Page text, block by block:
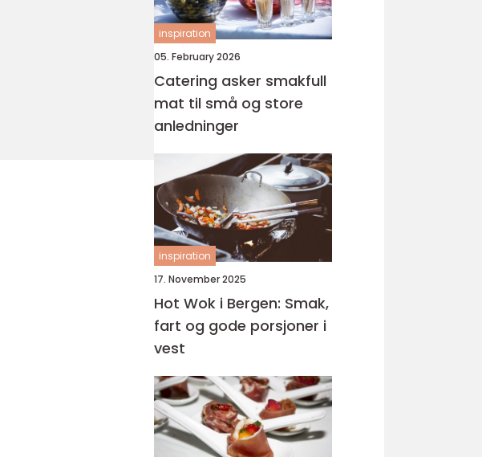
inspiration
05. February 2026
Catering asker smakfull
mat til små og store
anledninger
inspiration
17. November 2025
Hot Wok i Bergen: Smak,
fart og gode porsjoner i
vest